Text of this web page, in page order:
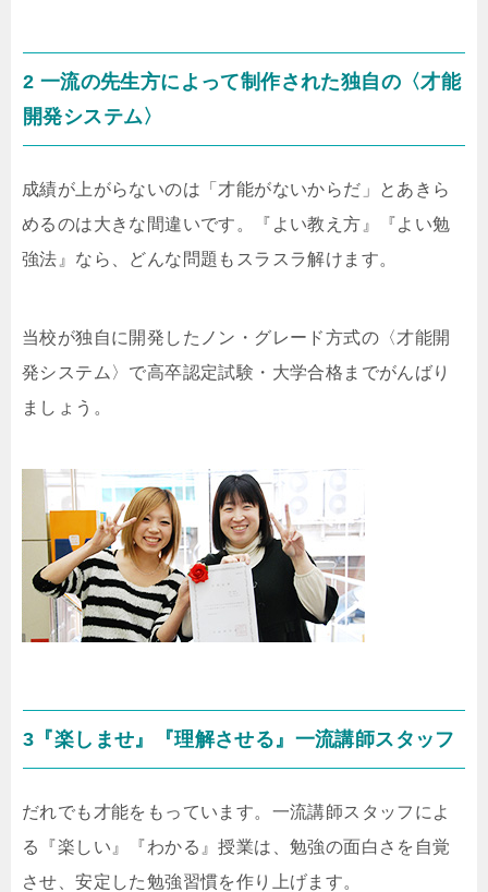
2 一流の先生方によって制作された独自の〈才能
開発システム〉
成績が上がらないのは「才能がないからだ」とあきら
めるのは大きな間違いです。『よい教え方』『よい勉
強法』なら、どんな問題もスラスラ解けます。
当校が独自に開発したノン・グレード方式の〈才能開
発システム〉で高卒認定試験・大学合格までがんばり
ましょう。
3『楽しませ』『理解させる』一流講師スタッフ
だれでも才能をもっています。一流講師スタッフによ
る『楽しい』『わかる』授業は、勉強の面白さを自覚
させ、安定した勉強習慣を作り上げます。